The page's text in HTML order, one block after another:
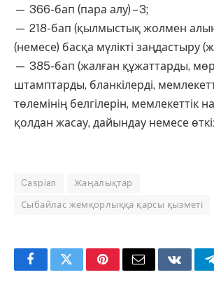
— 366-бап (пара алу) – 3;
— 218-бап (қылмыстық жолмен
(немесе) басқа мүлікті заңдастыру
— 385-бап (жалған құжаттарды,
штамптарды, бланкілерді,
төлемінің белгілерін, мемлекеттік
қолдан жасау, дайындау немесе
Caspian Жаңалықтар
Сыбайлас жемқорлыққа қарсы қызметі
FacebookTwitterPinterestEmail